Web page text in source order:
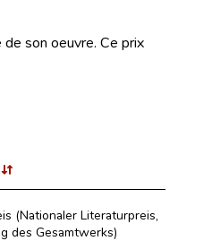
son oeuvre. Ce prix
(Nationaler Literaturpreis,
des Gesamtwerks)